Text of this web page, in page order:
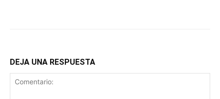
DEJA UNA RESPUESTA